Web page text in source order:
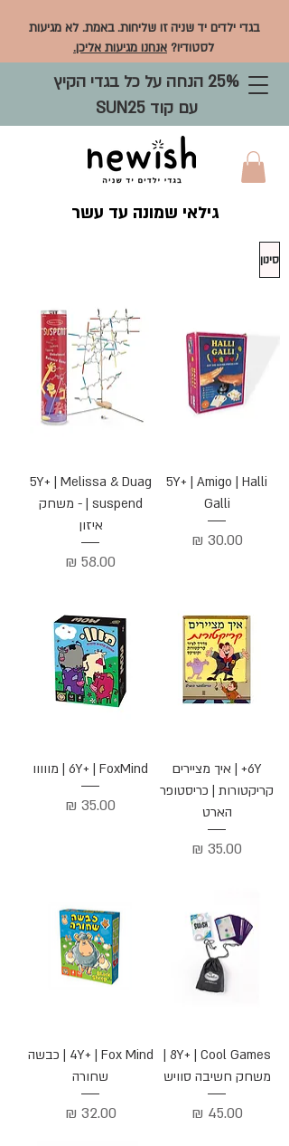
בגדי ילדים יד שניה זו שליחות. באמת. לא מגיעות
לסטודיו? אנחנו מגיעות אליכן.
25% הנחה על כל בגדי הקיץ
עם קוד SUN25
גילאי שמונה עד עשר
סינון
5Y+ | Amigo | Halli
Galli
מחיר
5Y+ | Melissa & Duag
| suspend - משחק
איזון
מחיר
6Y+ | איך מציירים
קריקטורות | כריסטופר
הארט
מחיר
6Y+ | FoxMind | מווווו
מחיר
משחק חשיבה סוויש
מחיר
4Y+ | Fox Mind | כבשה
שחורה
מחיר